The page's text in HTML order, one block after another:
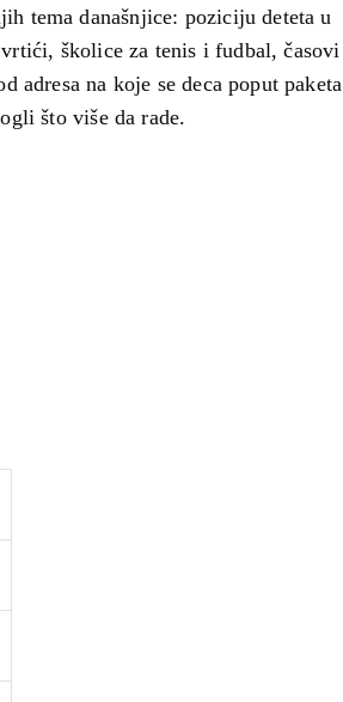
tema današnjice: poziciju deteta u
školice za tenis i fudbal, časovi
adresa na koje se deca poput paketa
što više da rade.